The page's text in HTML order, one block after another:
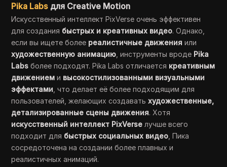
Pika Labs для Creative Motion
Искусственный интеллект PixVerse очень эффективен
для создания быстрых и креативных видео. Однако,
если вы ищете более реалистичные движения или
художественную анимацию , инструменты вроде Pika
Labs более подходят. Pika Labs отличается креативным
движением и высокостилизованными визуальными
эффектами , что делает её более подходящим для
пользователей, желающих создаватьхудожественные,
детализированные сцены движения. Хотя
искусственный интеллект PixVerse лучше всего
подходит для быстрых социальных видео , Пика
сосредоточена на создании более плавных и
реалистичных анимаций.